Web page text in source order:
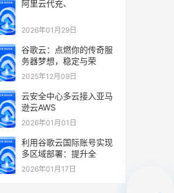
阿里云代充、
2026年01月29日
谷歌云：点燃你的传奇服
务器梦想，稳定与荣
2025年12月09日
云安全中心多云接入亚马
逊云AWS
2026年01月01日
利用谷歌云国际账号实现
多区域部署：提升全
2026年01月17日